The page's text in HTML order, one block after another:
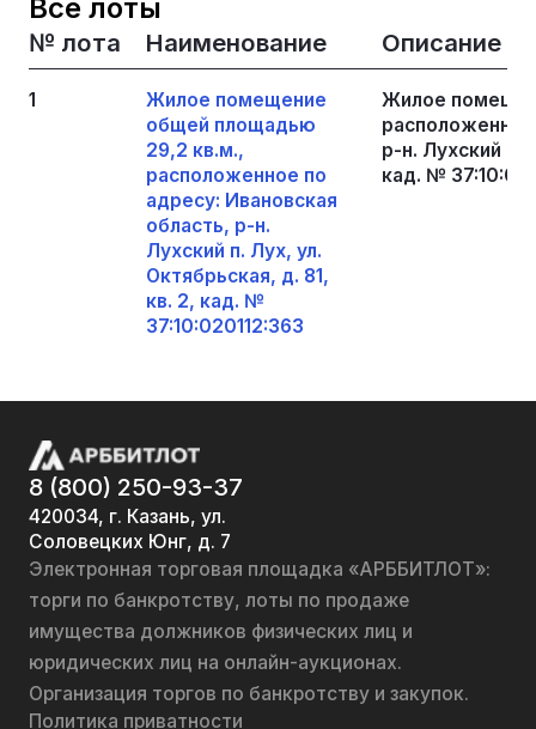
Все лоты
№ лота Наименование Описание
1
Жилое помещение
общей площадью
29,2 кв.м.,
расположенное по
адресу: Ивановская
область, р-н.
Лухский п. Лух, ул.
Октябрьская, д. 81,
кв. 2, кад. №
37:10:020112:363
Жилое
р-н. Лухский п.
кад. №
8 (800) 250-93-37
420034, г. Казань, ул.
Соловецких Юнг, д. 7
Электронная торговая площадка «АРББИТЛОТ»:
торги по банкротству, лоты по продаже
имущества должников физических лиц и
юридических лиц на онлайн-аукционах.
Организация торгов по банкротству и закупок.
Политика приватности